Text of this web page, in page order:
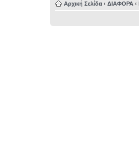
Αρχική Σελίδα ‹ ΔΙΑΦΟΡΑ ‹